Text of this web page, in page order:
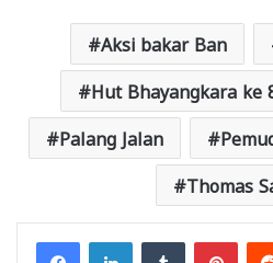
Aksi bakar Ban
Hut Bhayangkara ke
Palang Jalan
Thomas
FacebookLinkedInTumblr